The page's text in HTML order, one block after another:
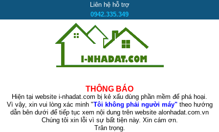
Liên hệ hỗ trợ
0942.335.349
THÔNG BÁO
Hiện tại website i-nhadat.com bị kẻ xấu dùng phần mềm để phá hoại.
Vì vậy, xin vui lòng xác minh "Tôi không phải người máy"theo hướng
dẫn bên dưới để tiếp tục xem nội dung trên website alonhadat.com.vn
Chúng tôi xin lỗi vì sự bất tiện này. Xin cám ơn.
Trân trọng.